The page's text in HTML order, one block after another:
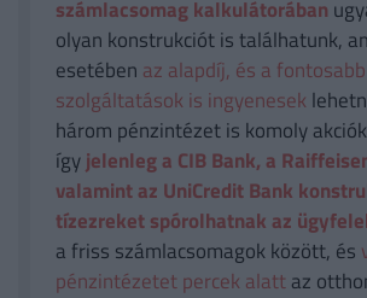
számlacsomag kalkulátorában
olyan konstrukciót is találhatunk,
esetében az alapdíj, és a fontosabb
szolgáltatások is ingyenesek
három pénzintézet is komoly
ígyjelenleg a CIB Bank, a
valamint az UniCredit Bank
tízezreket spórolhatnak az
a friss számlacsomagok között, és
pénzintézetet percek alattaz